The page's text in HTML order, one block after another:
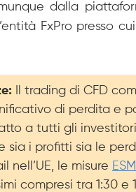
dalla
FxPro presso
Il trading di CFD
di perdita e
a tutti gli
sia i profitti sia le
nell’UE, le misure
compresi tra 1:30 e